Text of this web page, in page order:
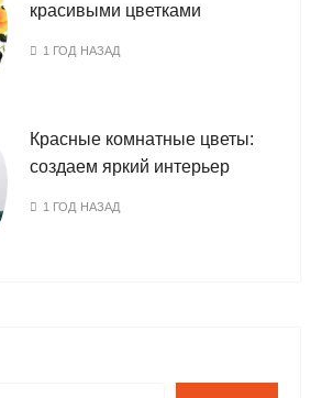
красивыми цветками
1 ГОД НАЗАД
Красные комнатные цветы:
создаем яркий интерьер
1 ГОД НАЗАД